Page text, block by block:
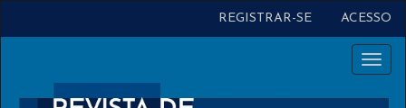
Lateral
REGISTRAR-SE ACESSO